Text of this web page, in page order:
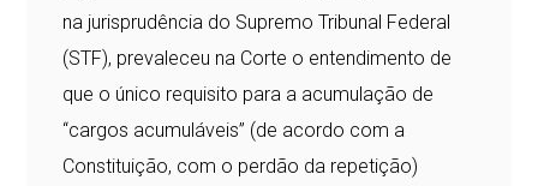
na jurisprudência do Supremo Tribunal Federal
(STF), prevaleceu na Corte o entendimento de
que o único requisito para a acumulação de
“cargos acumuláveis” (de acordo com a
Constituição, com o perdão da repetição)